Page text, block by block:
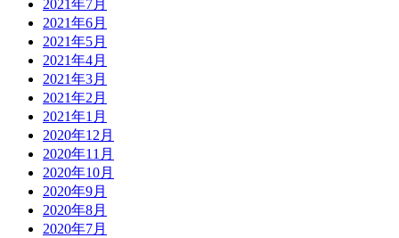
2021年7月
2021年6月
2021年5月
2021年4月
2021年3月
2021年2月
2021年1月
2020年12月
2020年11月
2020年10月
2020年9月
2020年8月
2020年7月